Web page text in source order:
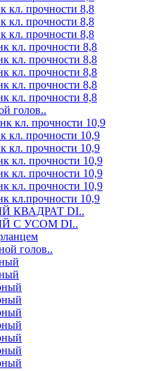
кл. прочности 8,8
кл. прочности 8,8
кл. прочности 8,8
кл. прочности 8,8
кл. прочности 8,8
кл. прочности 8,8
кл. прочности 8,8
кл. прочности 8,8
голов..
кл. прочности 10,9
кл. прочности 10,9
кл. прочности 10,9
кл. прочности 10,9
кл. прочности 10,9
кл. прочности 10,9
кл.прочности 10,9
КВАДРАТ DI..
С УСОМ DI..
голов..